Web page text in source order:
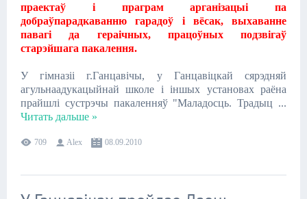
праектаў і праграм арганізацыі па
добраўпарадкаванню гарадоў і вёсак, выхаванне
павагі да гераічных, працоўных подзвігаў
старэйшага пакалення.
У гімназіі г.Ганцавічы, у Ганцавіцкай сярэдняй
агульнаадукацыйнай школе і іншых установах раёна
прайшлі сустрэчы пакаленняў "Маладосць. Традыц ...
Читать дальше »
709 Alex 08.09.2010